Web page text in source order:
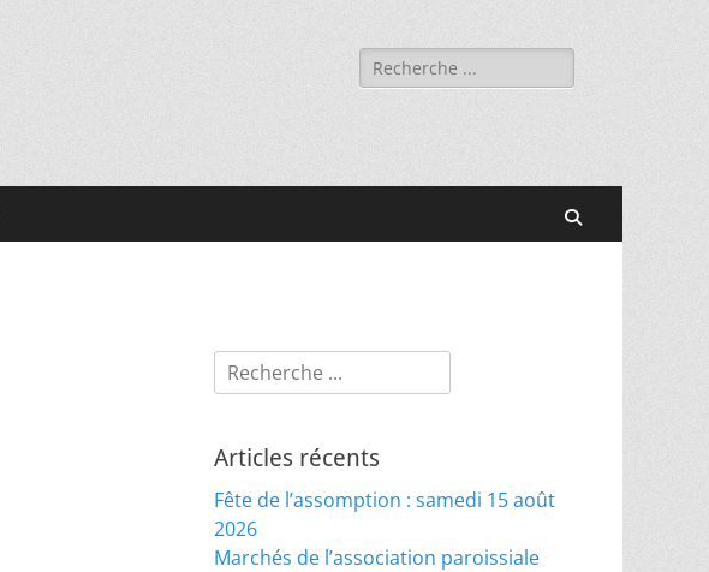
Rechercher :
Rechercher :
Articles récents
Fête de l’assomption : samedi 15 août
2026
Marchés de l’association paroissiale